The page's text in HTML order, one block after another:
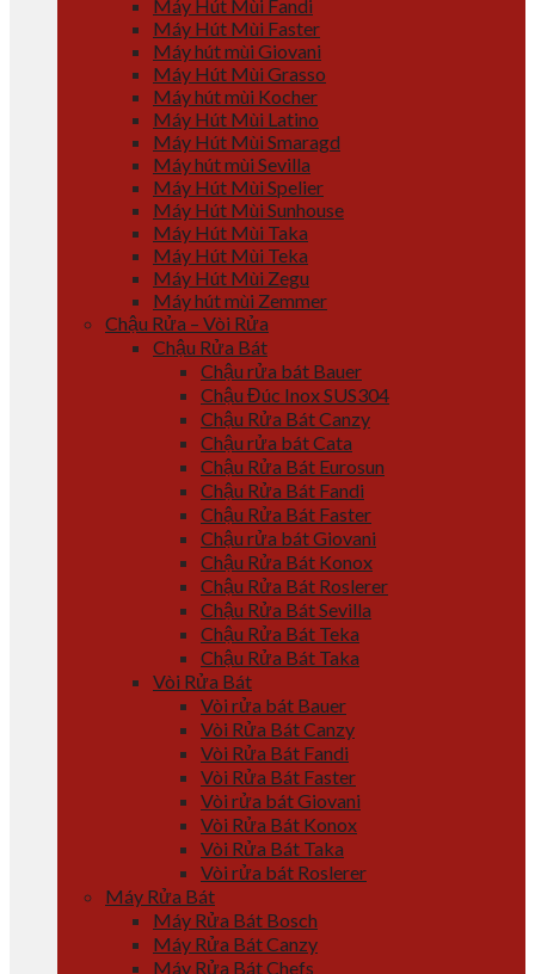
Máy Hút Mùi Fandi
Máy Hút Mùi Faster
Máy hút mùi Giovani
Máy Hút Mùi Grasso
Máy hút mùi Kocher
Máy Hút Mùi Latino
Máy Hút Mùi Smaragd
Máy hút mùi Sevilla
Máy Hút Mùi Spelier
Máy Hút Mùi Sunhouse
Máy Hút Mùi Taka
Máy Hút Mùi Teka
Máy Hút Mùi Zegu
Máy hút mùi Zemmer
Chậu Rửa – Vòi Rửa
Chậu Rửa Bát
Chậu rửa bát Bauer
Chậu Đúc Inox SUS304
Chậu Rửa Bát Canzy
Chậu rửa bát Cata
Chậu Rửa Bát Eurosun
Chậu Rửa Bát Fandi
Chậu Rửa Bát Faster
Chậu rửa bát Giovani
Chậu Rửa Bát Konox
Chậu Rửa Bát Roslerer
Chậu Rửa Bát Sevilla
Chậu Rửa Bát Teka
Chậu Rửa Bát Taka
Vòi Rửa Bát
Vòi rửa bát Bauer
Vòi Rửa Bát Canzy
Vòi Rửa Bát Fandi
Vòi Rửa Bát Faster
Vòi rửa bát Giovani
Vòi Rửa Bát Konox
Vòi Rửa Bát Taka
Vòi rửa bát Roslerer
Máy Rửa Bát
Máy Rửa Bát Bosch
Máy Rửa Bát Canzy
Máy Rửa Bát Chefs